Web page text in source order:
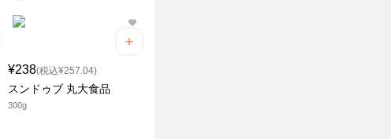
¥238(税込¥257.04)
スンドゥブ 丸大食品
300g